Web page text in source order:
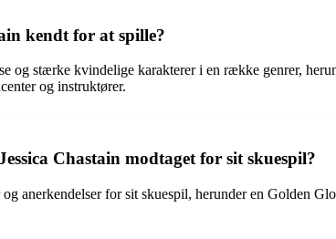
kendt for at spille?
og stærke kvindelige karakterer i en række genrer,
og instruktører.
Chastain modtaget for sit skuespil?
anerkendelser for sit skuespil, herunder en Golden